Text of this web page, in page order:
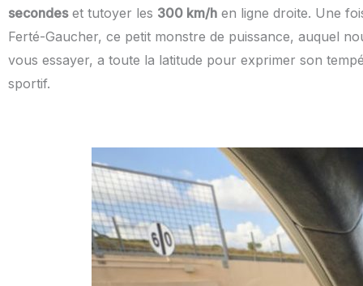
secondeset tutoyer les 300 km/h en ligne droite. Une
Ferté-Gaucher, ce petit monstre de puissance, auquel
vous essayer, a toute la latitude pour exprimer son
sportif.